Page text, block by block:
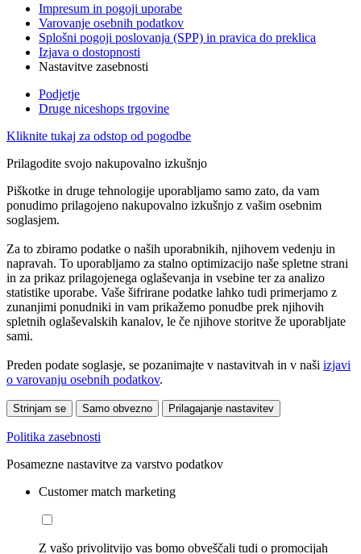
Impresum in pogoji uporabe
Varovanje osebnih podatkov
Splošni pogoji poslovanja (SPP) in pravica do preklica
Izjava o dostopnosti
Nastavitve zasebnosti
Podjetje
Druge niceshops trgovine
Kliknite tukaj za odstop od pogodbe
Prilagodite svojo nakupovalno izkušnjo
Piškotke in druge tehnologije uporabljamo samo zato, da vam
ponudimo prilagojeno nakupovalno izkušnjo z vašim osebnim
soglasjem.
Za to zbiramo podatke o naših uporabnikih, njihovem vedenju in
napravah. To uporabljamo za stalno optimizacijo naše spletne strani
in za prikaz prilagojenega oglaševanja in vsebine ter za analizo
statistike uporabe. Vaše šifrirane podatke lahko tudi primerjamo z
zunanjimi ponudniki in vam prikažemo ponudbe prek njihovih
spletnih oglaševalskih kanalov, le če njihove storitve že uporabljate
sami.
Preden podate soglasje, se pozanimajte v nastavitvah in v naši izjavi
o varovanju osebnih podatkov.
Strinjam se Samo obvezno Prilagajanje nastavitev
Politika zasebnosti
Posamezne nastavitve za varstvo podatkov
Customer match marketing
Z vašo privolitvijo vas bomo obveščali tudi o promocijah